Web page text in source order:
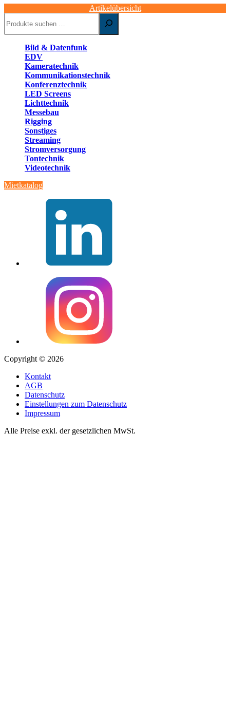
Artikelübersicht
Bild & Datenfunk
EDV
Kameratechnik
Kommunikationstechnik
Konferenztechnik
LED Screens
Lichttechnik
Messebau
Rigging
Sonstiges
Streaming
Stromversorgung
Tontechnik
Videotechnik
Mietkatalog
Copyright © 2026
Kontakt
AGB
Datenschutz
Einstellungen zum Datenschutz
Impressum
Alle Preise exkl. der gesetzlichen MwSt.